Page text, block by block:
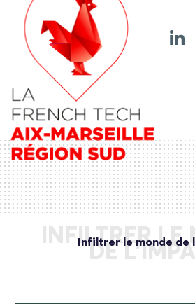
INFILTRER
DE
Infiltrer le monde de